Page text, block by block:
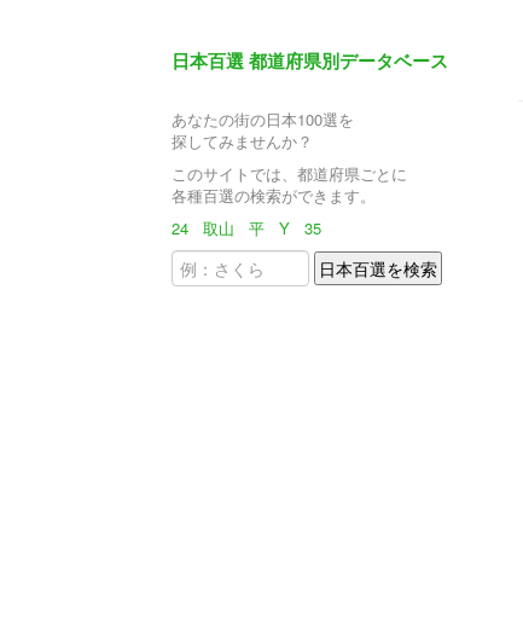
日本百選 都道府県別データベース
あなたの街の日本100選を
探してみませんか？
このサイトでは、都道府県ごとに
各種百選の検索ができます。
24
取山 平 Y 35